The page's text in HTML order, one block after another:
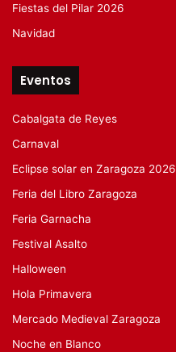
Fiestas del Pilar 2026
Navidad
Eventos
Cabalgata de Reyes
Carnaval
Eclipse solar en Zaragoza 2026
Feria del Libro Zaragoza
Feria Garnacha
Festival Asalto
Halloween
Hola Primavera
Mercado Medieval Zaragoza
Noche en Blanco